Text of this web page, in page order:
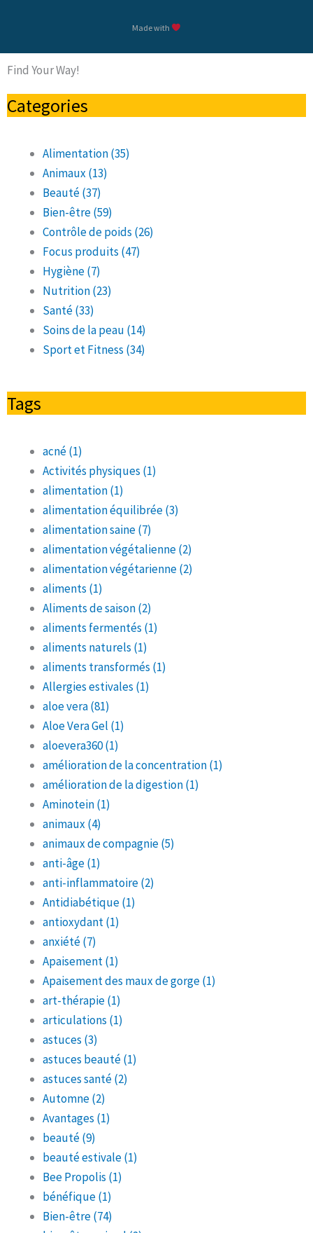
Made with
Find Your Way!
Categories
Alimentation(35)
Animaux(13)
Beauté(37)
Bien-être(59)
Contrôle de poids (26)
Focus produits (47)
Hygiène(7)
Nutrition(23)
Santé(33)
Soins de la peau (14)
Sport et Fitness (34)
Tags
acné(1)
Activités physiques (1)
alimentation(1)
alimentation équilibrée(3)
alimentation saine(7)
alimentation végétalienne(2)
alimentation végétarienne(2)
aliments (1)
Aliments de saison(2)
aliments fermentés (1)
aliments naturels (1)
aliments transformés (1)
Allergies estivales (1)
aloe vera(81)
Aloe Vera Gel (1)
aloevera360(1)
amélioration de la concentration(1)
amélioration de la digestion(1)
Aminotein(1)
animaux(4)
animaux de compagnie(5)
anti-âge(1)
anti-inflammatoire(2)
Antidiabétique(1)
antioxydant(1)
anxiété(7)
Apaisement(1)
Apaisement des maux de gorge(1)
art-thérapie(1)
articulations (1)
astuces (3)
astuces beauté(1)
astuces santé(2)
Automne(2)
Avantages (1)
beauté(9)
beauté estivale(1)
Bee Propolis (1)
bénéfique(1)
Bien-être(74)